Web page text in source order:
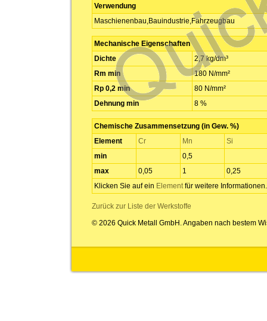
Verwendung
Maschienenbau,Bauindustrie,Fahrzeugbau
Mechanische Eigenschaften
Dichte
2,7 kg/dm³
Rm min
180 N/mm²
Rp 0,2 min
80 N/mm²
Dehnung min
8 %
Chemische Zusammensetzung (in Gew. %)
Element
Cr Mn
Si
min
0,5
max
0,05 1
0,25
Klicken Sie auf ein Elementfür weitere Informationen.
Zurück zur Liste der Werkstoffe
© 2026 Quick Metall GmbH. Angaben nach bestem